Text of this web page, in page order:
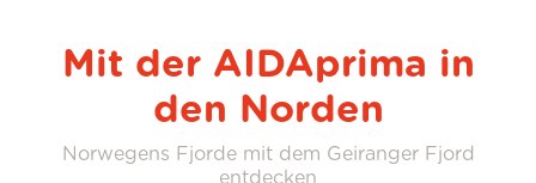
Mit der AIDAprima in
den Norden
Norwegens Fjorde mit dem Geiranger Fjord
entdecken